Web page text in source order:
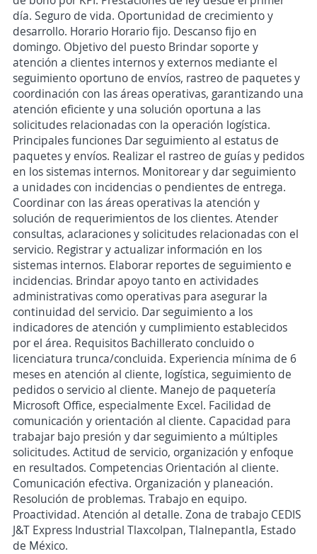
día. Seguro de vida. Oportunidad de crecimiento y
desarrollo. Horario Horario fijo. Descanso fijo en
domingo. Objetivo del puesto Brindar soporte y
atención a clientes internos y externos mediante el
seguimiento oportuno de envíos, rastreo de paquetes y
coordinación con las áreas operativas, garantizando una
atención eficiente y una solución oportuna a las
solicitudes relacionadas con la operación logística.
Principales funciones Dar seguimiento al estatus de
paquetes y envíos. Realizar el rastreo de guías y pedidos
en los sistemas internos. Monitorear y dar seguimiento
a unidades con incidencias o pendientes de entrega.
Coordinar con las áreas operativas la atención y
solución de requerimientos de los clientes. Atender
consultas, aclaraciones y solicitudes relacionadas con el
servicio. Registrar y actualizar información en los
sistemas internos. Elaborar reportes de seguimiento e
incidencias. Brindar apoyo tanto en actividades
administrativas como operativas para asegurar la
continuidad del servicio. Dar seguimiento a los
indicadores de atención y cumplimiento establecidos
por el área. Requisitos Bachillerato concluido o
licenciatura trunca/concluida. Experiencia mínima de 6
meses en atención al cliente, logística, seguimiento de
pedidos o servicio al cliente. Manejo de paquetería
Microsoft Office, especialmente Excel. Facilidad de
comunicación y orientación al cliente. Capacidad para
trabajar bajo presión y dar seguimiento a múltiples
solicitudes. Actitud de servicio, organización y enfoque
en resultados. Competencias Orientación al cliente.
Comunicación efectiva. Organización y planeación.
Resolución de problemas. Trabajo en equipo.
Proactividad. Atención al detalle. Zona de trabajo CEDIS
J&T Express Industrial Tlaxcolpan, Tlalnepantla, Estado
de México.